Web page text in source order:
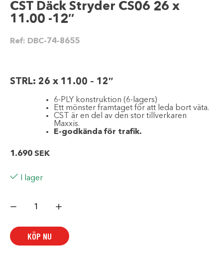
CST Däck Stryder CS06 26 x
11.00 -12″
Ref: DBC-74-8655
STRL: 26 x 11.00 – 12″
6-PLY konstruktion (6-lagers)
Ett mönster framtaget för att leda bort väta.
CST är en del av den stor tillverkaren
Maxxis.
E-godkända för trafik.
1.690 SEK
I lager
Däck
11.00
KÖP NU